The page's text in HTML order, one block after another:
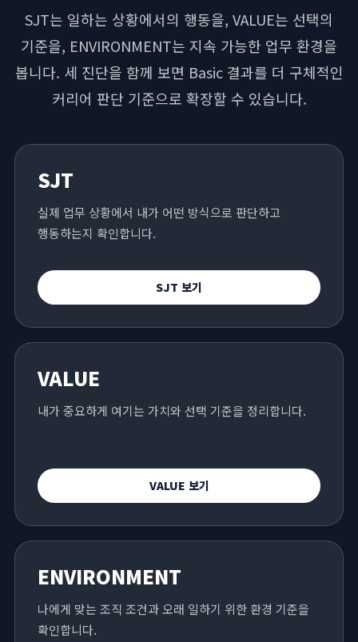
SJT는 일하는 상황에서의 행동을, VALUE는 선택의
기준을, ENVIRONMENT는 지속 가능한 업무 환경을
봅니다. 세 진단을 함께 보면 Basic 결과를 더 구체적인
커리어 판단 기준으로 확장할 수 있습니다.
SJT
실제 업무 상황에서 내가 어떤 방식으로 판단하고
행동하는지 확인합니다.
SJT 보기
VALUE
내가 중요하게 여기는 가치와 선택 기준을 정리합니다.
VALUE 보기
ENVIRONMENT
나에게 맞는 조직 조건과 오래 일하기 위한 환경 기준을
확인합니다.